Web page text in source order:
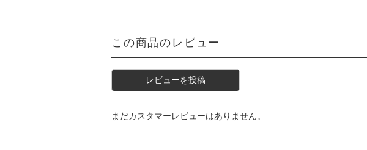
この商品のレビュー
レビューを投稿
まだカスタマーレビューはありません。